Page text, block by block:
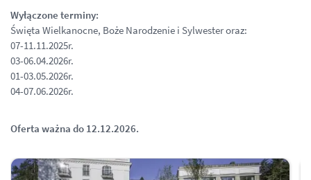
Wyłączone terminy:
Święta Wielkanocne, Boże Narodzenie i Sylwester oraz:
07-11.11.2025r.
03-06.04.2026r.
01-03.05.2026r.
04-07.06.2026r.
Oferta ważna do 12.12.2026.